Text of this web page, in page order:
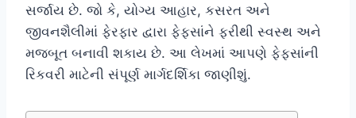
સર્જાય છે. જો કે, યોગ્ય આહાર, કસરત અને
જીવનશૈલીમાં ફેરફાર દ્વારા ફેફસાંને ફરીથી સ્વસ્થ અને
મજબૂત બનાવી શકાય છે. આ લેખમાં આપણે ફેફસાંની
રિકવરી માટેની સંપૂર્ણ માર્ગદર્શિકા જાણીશું.